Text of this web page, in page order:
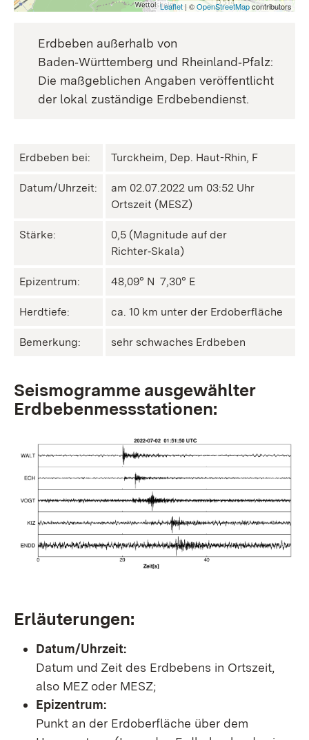
Leaflet | ©OpenStreetMapcontributors
Erdbeben außerhalb von
Baden‑Württemberg und Rheinland‑Pfalz:
Die maßgeblichen Angaben veröffentlicht
der lokal zuständige Erdbebendienst.
Erdbeben bei: Turckheim, Dep. Haut-Rhin, F
Datum/Uhrzeit:
am 02.07.2022 um 03:52 Uhr
Ortszeit (MESZ)
Stärke:
0,5 (Magnitude auf der
Richter‑Skala)
Epizentrum: 48,09° N ㅤ 7,30° E
Herdtiefe: ca. 10 km unter der Erdoberfläche
Bemerkung: sehr schwaches Erdbeben
Seismogramme ausgewählter
Erdbebenmessstationen:
Erläuterungen:
Datum/Uhrzeit:
Datum und Zeit des Erdbebens in Ortszeit,
also MEZ oder MESZ;
Epizentrum:
Punkt an der Erdoberfläche über dem